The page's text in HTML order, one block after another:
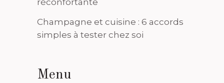
réconfortante
Champagne et cuisine : 6 accords
simples à tester chez soi
Menu